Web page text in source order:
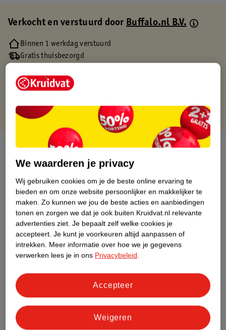
Verkocht en verstuurd doorBuffalo.nl B.V.
Binnen 1 werkdag verstuurd
Gratis thuisbezorgd
Gratis punten met je Kruidvat kaart
Over dit product
Productinformatie
Etiketinformatie
Nature Impact Score
Dit product heeft (nog) geen Nature
Impact Score.
Bestel & Bezorginformatie
We waarderen je privacy
Wij gebruiken cookies om je de beste online ervaring te
bieden en om onze website persoonlijker en makkelijker te
maken. Zo kunnen we jou de beste acties en aanbiedingen
tonen en zorgen we dat je ook buiten Kruidvat.nl relevante
advertenties ziet. Je bepaalt zelf welke cookies je
accepteert. Je kunt je voorkeuren altijd aanpassen of
intrekken. Meer informatie over hoe we je gegevens
verwerken lees je in ons Privacybeleid.
Weigeren
Accepteer